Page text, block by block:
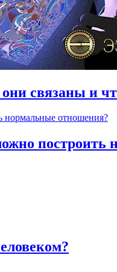
связаны и